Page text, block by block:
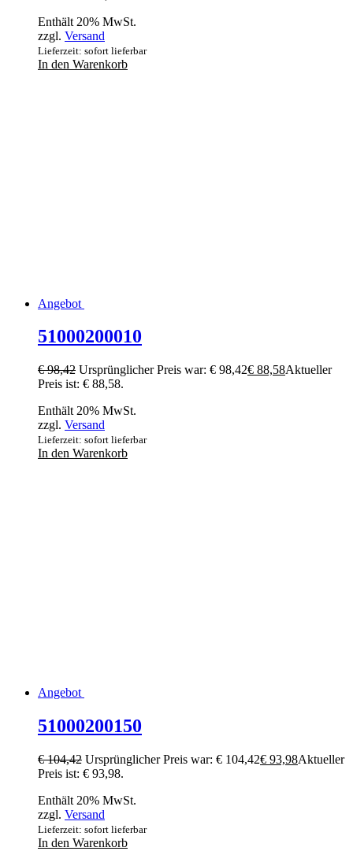
Enthält 20% MwSt.
zzgl. Versand
Lieferzeit: sofort lieferbar
In den Warenkorb
Angebot
51000200010
€98,42 Ursprünglicher Preis war: € 98,42€ 88,58Aktueller
Preis ist: € 88,58.
Enthält 20% MwSt.
zzgl. Versand
Lieferzeit: sofort lieferbar
In den Warenkorb
Angebot
51000200150
€104,42 Ursprünglicher Preis war: € 104,42€ 93,98Aktueller
Preis ist: € 93,98.
Enthält 20% MwSt.
zzgl. Versand
Lieferzeit: sofort lieferbar
In den Warenkorb